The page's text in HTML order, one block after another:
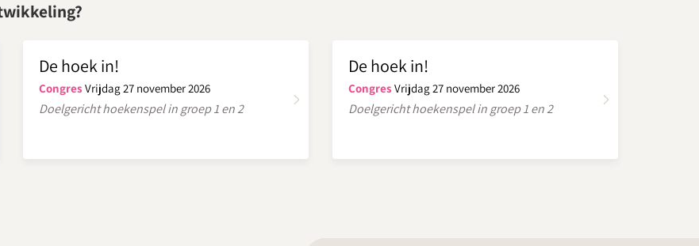
De hoek in!
Congres Vrijdag 27 november 2026
Doelgericht hoekenspel in groep 1 en 2
De hoek in!
Congres Vrijdag 27 november 2026
Doelgericht hoekenspel in groep 1 en 2